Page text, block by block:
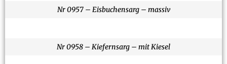
Nr 0957 – Eisbuchensarg – massiv
Nr 0958 – Kiefernsarg – mit Kiesel